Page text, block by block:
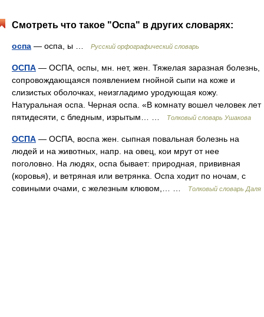
Смотреть что такое "Оспа" в других словарях:
оспа — оспа, ы … Русский орфографический словарь
ОСПА — ОСПА, оспы, мн. нет, жен. Тяжелая заразная болезнь,
сопровождающаяся появлением гнойной сыпи на коже и
слизистых оболочках, неизгладимо уродующая кожу.
Натуральная оспа. Черная оспа. «В комнату вошел человек лет
пятидесяти, с бледным, изрытым… …
Толковый словарь Ушакова
ОСПА — ОСПА, воспа жен. сыпная повальная болезнь на
людей и на животных, напр. на овец, кои мрут от нее
поголовно. На людях, оспа бывает: природная, прививная
(коровья), и ветряная или ветрянка. Оспа ходит по ночам, с
совиными очами, с железным клювом,… …
Толковый словарь Даля